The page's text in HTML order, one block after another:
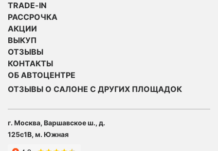
TRADE-IN
РАССРОЧКА
АКЦИИ
ВЫКУП
ОТЗЫВЫ
КОНТАКТЫ
ОБ АВТОЦЕНТРЕ
ОТЗЫВЫ О САЛОНЕ С ДРУГИХ ПЛОЩАДОК
г. Москва, Варшавское ш., д.
125с1В, м. Южная